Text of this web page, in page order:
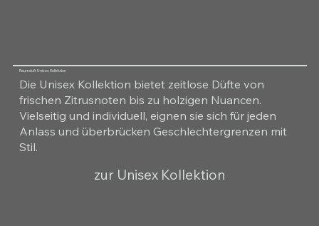
Raumduft Unisex Kollektion
Die Unisex Kollektion bietet zeitlose Düfte von
frischen Zitrusnoten bis zu holzigen Nuancen.
Vielseitig und individuell, eignen sie sich für jeden
Anlass und überbrücken Geschlechtergrenzen mit
Stil.
zur Unisex Kollektion